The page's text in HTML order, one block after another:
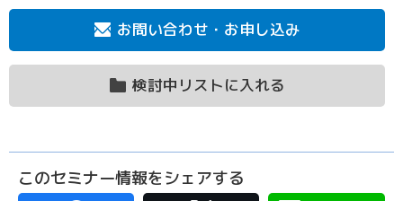
お問い合わせ・お申し込み
検討中リストに入れる
このセミナー情報をシェアする